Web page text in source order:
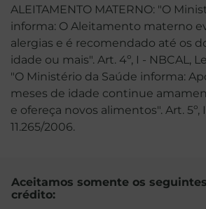
ALEITAMENTO MATERNO: "O
informa: O Aleitamento materno
alergias e é recomendado até os
idade ou mais". Art. 4º, I - NBCAL,
"O Ministério da Saúde informa:
meses de idade continue
e ofereça novos alimentos". Art. 5º,
11.265/2006.
Aceitamos somente os
crédito: